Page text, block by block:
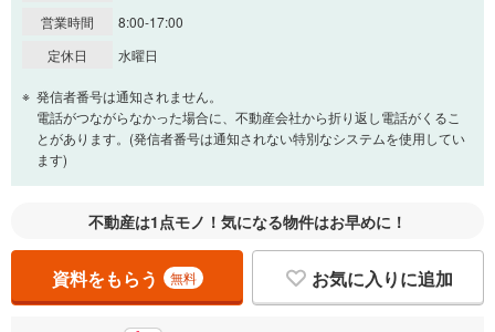
一般的には最長35年まで借り入れ可能です。多くの金融機関
閉じる
頭金
0万円 780万円
自己資金から住宅購入にかけられる金額を入力してくださ
閉じる
ボーナス
万円
/回
営業時間
8:00-17:00
定休日
水曜日
発信者番号は通知されません。
電話がつながらなかった場合に、不動産会社から折り返し電話がくるこ
とがあります。(発信者番号は通知されない特別なシステムを使用してい
ます)
不動産は1点モノ！気になる物件はお早めに！
資料をもらう 無料 お気に入りに追加